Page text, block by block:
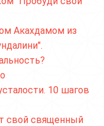
Акахдамом из
10 шагов
свой священный